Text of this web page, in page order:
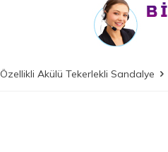
Özellikli Akülü Tekerlekli Sandalye